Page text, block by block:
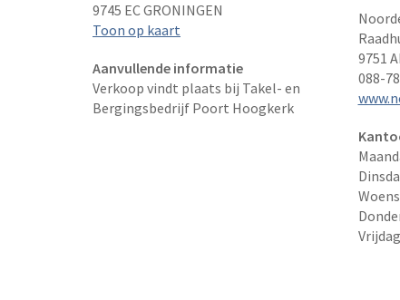
9745 EC GRONINGEN
Toon op kaart
Aanvullende informatie
Verkoop vindt plaats bij Takel- en
Bergingsbedrijf Poort Hoogkerk
9751
088-
Vrijdag